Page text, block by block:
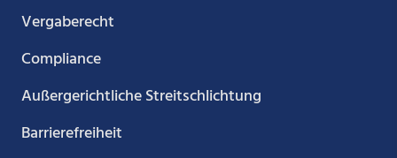
Vergaberecht
Compliance
Außergerichtliche Streitschlichtung
Barrierefreiheit